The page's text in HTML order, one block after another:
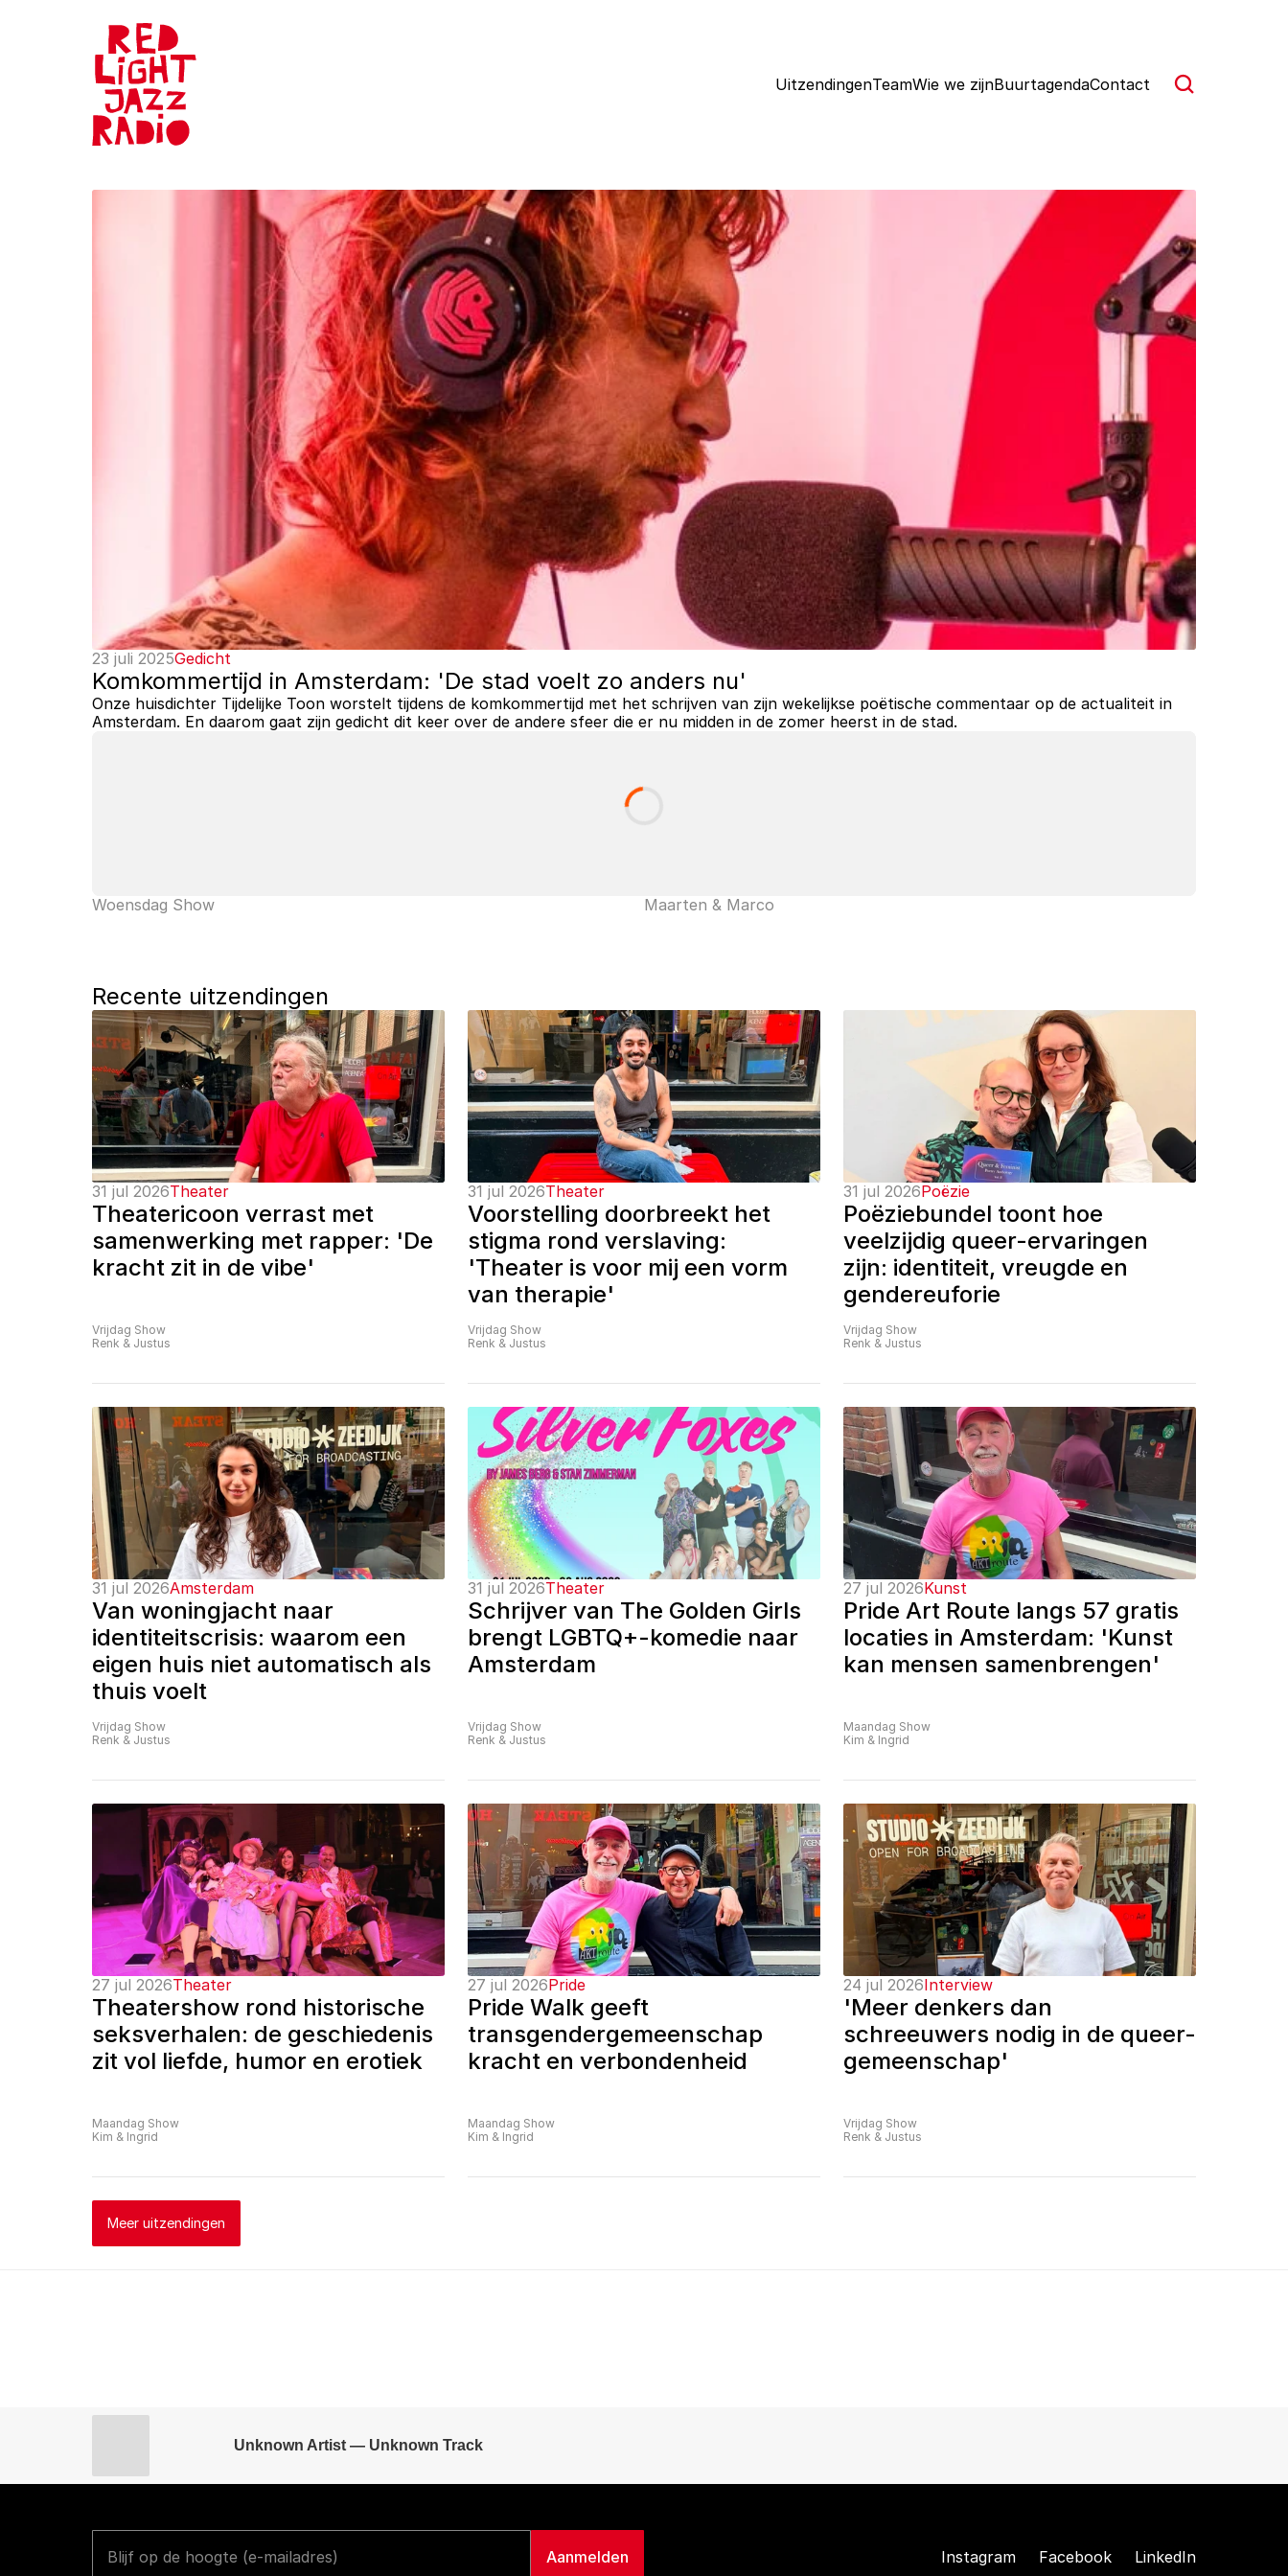
UitzendingenTeamWie we zijnBuurtagendaContact
23 juli 2025Gedicht
Komkommertijd in Amsterdam: 'De stad voelt zo anders nu'
Onze huisdichter Tijdelijke Toon worstelt tijdens de komkommertijd met het schrijven van zijn wekelijkse poëtische commentaar op de actualiteit in
Amsterdam. En daarom gaat zijn gedicht dit keer over de andere sfeer die er nu midden in de zomer heerst in de stad.
Woensdag Show Maarten & Marco
Recente uitzendingen
31 jul 2026Theater
Theatericoon verrast met
samenwerking met rapper: 'De
kracht zit in de vibe'
Vrijdag Show
Renk & Justus
31 jul 2026Theater
Voorstelling doorbreekt het
stigma rond verslaving:
'Theater is voor mij een vorm
van therapie'
Vrijdag Show
Renk & Justus
31 jul 2026Poëzie
Poëziebundel toont hoe
veelzijdig queer-ervaringen
zijn: identiteit, vreugde en
gendereuforie
Vrijdag Show
Renk & Justus
31 jul 2026Amsterdam
Van woningjacht naar
identiteitscrisis: waarom een
eigen huis niet automatisch als
thuis voelt
Vrijdag Show
Renk & Justus
31 jul 2026Theater
Schrijver van The Golden Girls
brengt LGBTQ+-komedie naar
Amsterdam
Vrijdag Show
Renk & Justus
27 jul 2026Kunst
Pride Art Route langs 57 gratis
locaties in Amsterdam: 'Kunst
kan mensen samenbrengen'
Maandag Show
Kim & Ingrid
27 jul 2026Theater
Theatershow rond historische
seksverhalen: de geschiedenis
zit vol liefde, humor en erotiek
Maandag Show
Kim & Ingrid
27 jul 2026Pride
Pride Walk geeft
transgendergemeenschap
kracht en verbondenheid
Maandag Show
Kim & Ingrid
24 jul 2026Interview
'Meer denkers dan
schreeuwers nodig in de queer-
gemeenschap'
Vrijdag Show
Renk & Justus
Meer uitzendingen
Unknown Artist — Unknown Track
Instagram Facebook LinkedIn